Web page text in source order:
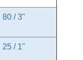
80 / 3"
25 / 1"